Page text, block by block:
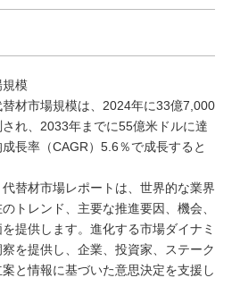
規模
材市場規模は、2024年に33億7,000
れ、2033年までに55億米ドルに達
長率（CAGR）5.6％で成長すると
替材市場レポートは、世界的な業界
トレンド、主要な推進要因、機会、
提供します。進化する市場ダイナミ
を提供し、企業、投資家、ステーク
と情報に基づいた意思決定を支援し